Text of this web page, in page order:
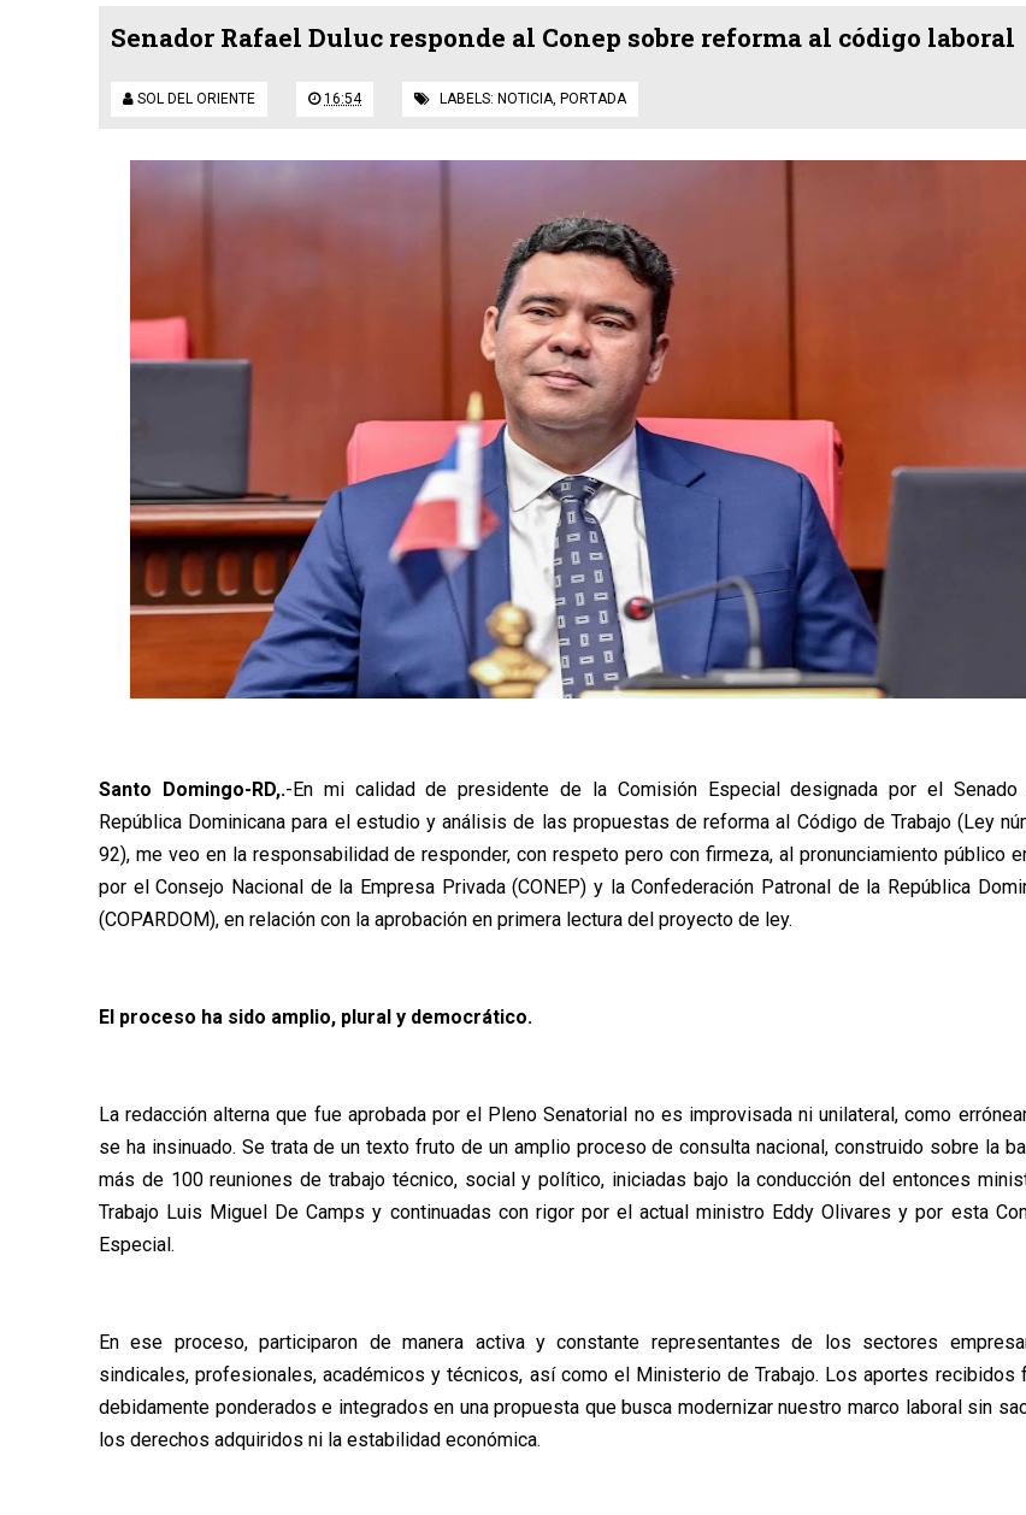
Senador Rafael Duluc responde al Conep sobre reforma al código laboral
SOL DEL ORIENTE 16:54 LABELS: NOTICIA PORTADA
Santo Domingo-RD,.-En mi calidad de presidente de la Comisión Especial designada por el
República Dominicana para el estudio y análisis de las propuestas de reforma al Código de Trabajo (Ley
92), me veo en la responsabilidad de responder, con respeto pero con firmeza, al pronunciamiento público
por el Consejo Nacional de la Empresa Privada (CONEP) y la Confederación Patronal de la República
(COPARDOM), en relación con la aprobación en primera lectura del proyecto de ley.
El proceso ha sido amplio, plural y democrático.
La redacción alterna que fue aprobada por el Pleno Senatorial no es improvisada ni unilateral, como
se ha insinuado. Se trata de un texto fruto de un amplio proceso de consulta nacional, construido sobre la
más de 100 reuniones de trabajo técnico, social y político, iniciadas bajo la conducción del entonces
Trabajo Luis Miguel De Camps y continuadas con rigor por el actual ministro Eddy Olivares y por esta
Especial.
En ese proceso, participaron de manera activa y constante representantes de los sectores
sindicales, profesionales, académicos y técnicos, así como el Ministerio de Trabajo. Los aportes recibidos
debidamente ponderados e integrados en una propuesta que busca modernizar nuestro marco laboral sin
los derechos adquiridos ni la estabilidad económica.